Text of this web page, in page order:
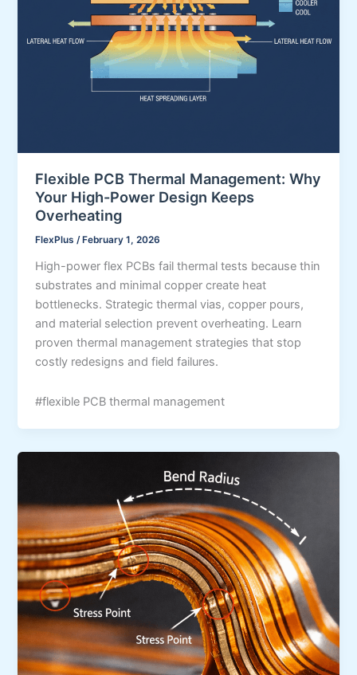
Flexible PCB Thermal Management: Why
Your High-Power Design Keeps
Overheating
FlexPlus/ February 1, 2026
High-power flex PCBs fail thermal tests because thin
substrates and minimal copper create heat
bottlenecks. Strategic thermal vias, copper pours,
and material selection prevent overheating. Learn
proven thermal management strategies that stop
costly redesigns and field failures.
#flexible PCB thermal management